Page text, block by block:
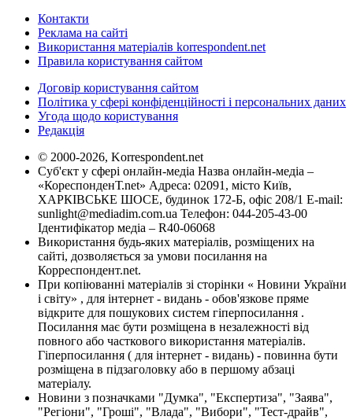
Контакти
Реклама на сайті
Використання матеріалів korrespondent.net
Правила користування сайтом
Договір користування сайтом
Політика у сфері конфіденційності і персональних даних
Угода щодо користування
Редакція
© 2000-2026, Korrespondent.net
Суб'єкт у сфері онлайн-медіа Назва онлайн-медіа –
«КореспонденТ.net» Адреса: 02091, місто Київ,
ХАРКІВСЬКЕ ШОСЕ, будинок 172-Б, офіс 208/1 E-mail:
sunlight@mediadim.com.ua Телефон: 044-205-43-00
Ідентифікатор медіа – R40-06068
Використання будь-яких матеріалів, розміщених на
сайті, дозволяється за умови посилання на
Корреспондент.net.
При копіюванні матеріалів зі сторінки « Новини України
і світу» , для інтернет - видань - обов'язкове пряме
відкрите для пошукових систем гіперпосилання .
Посилання має бути розміщена в незалежності від
повного або часткового використання матеріалів.
Гіперпосилання ( для інтернет - видань) - повинна бути
розміщена в підзаголовку або в першому абзаці
матеріалу.
Новини з позначками "Думка", "Експертиза", "Заява",
"Регіони", "Гроші", "Влада", "Вибори", "Тест-драйв",